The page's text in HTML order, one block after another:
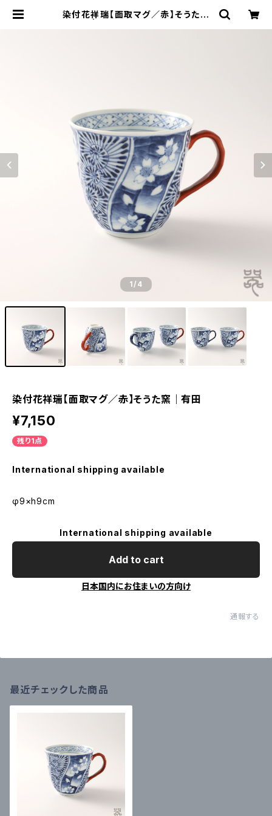
染付花祥瑞【面取マグ／赤】そうた窯
1/4
染付花祥瑞【面取マグ／赤】そうた窯｜有田
¥7,150
残り1点
International shipping available
φ9×h9cm
International shipping available
Add to cart
日本国内にお住まいの方向け
通報する
最近チェックした商品